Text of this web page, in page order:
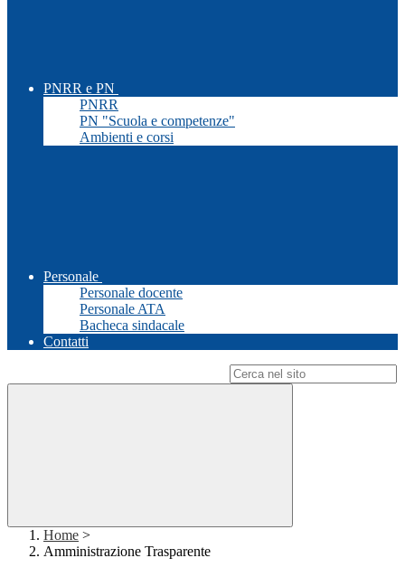
PNRR e PN
PNRR
PN "Scuola e competenze"
Ambienti e corsi
Personale
Personale docente
Personale ATA
Bacheca sindacale
Contatti
Home >
Amministrazione Trasparente